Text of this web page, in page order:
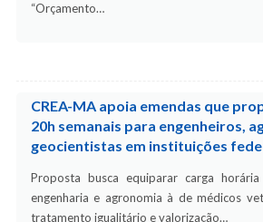
“Orçamento…
CREA-MA apoia emendas que
20h semanais para engenheiros,
geocientistas em instituições
Proposta busca equiparar carga
engenharia e agronomia à de médicos
tratamento igualitário e valorização…